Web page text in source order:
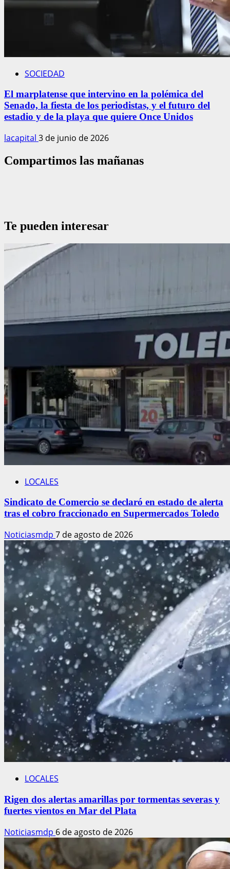
SOCIEDAD
El marplatense que intervino en la polémica del
Senado, la fiesta de los periodistas, y el futuro del
estadio y de la playa que quiere Once Unidos
lacapital 3 de junio de 2026
Compartimos las mañanas
Te pueden interesar
LOCALES
Sindicato de Comercio se declaró en estado de alerta
tras el cobro fraccionado en Supermercados Toledo
Noticiasmdp 7 de agosto de 2026
LOCALES
Rigen dos alertas amarillas por tormentas severas y
fuertes vientos en Mar del Plata
Noticiasmdp 6 de agosto de 2026